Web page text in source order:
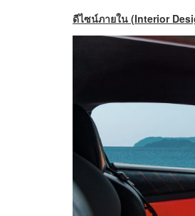
ดีไซน์ภายใน (Interior